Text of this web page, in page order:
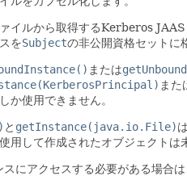
イルから取得するKerberos
をSubjectの非公開資格セットに
または
また
か使用できません。
と getInstance(java.io.File)
用して作成されたオブジェクト
スにアクセスする必要がある場合